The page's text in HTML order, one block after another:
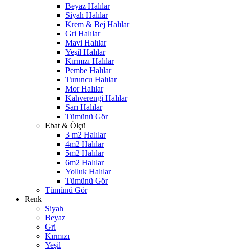
Beyaz Halılar
Siyah Halılar
Krem & Bej Halılar
Gri Halılar
Mavi Halılar
Yeşil Halılar
Kırmızı Halılar
Pembe Halılar
Turuncu Halılar
Mor Halılar
Kahverengi Halılar
Sarı Halılar
Tümünü Gör
Ebat & Ölçü
3 m2 Halılar
4m2 Halılar
5m2 Halılar
6m2 Halılar
Yolluk Halılar
Tümünü Gör
Tümünü Gör
Renk
Siyah
Beyaz
Gri
Kırmızı
Yeşil